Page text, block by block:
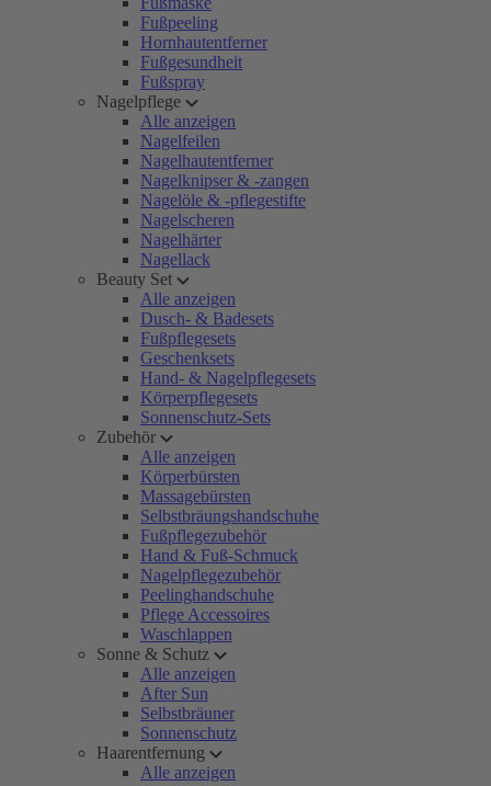
Fußpeeling
Hornhautentferner
Fußgesundheit
Fußspray
Nagelpflege
Alle anzeigen
Nagelfeilen
Nagelhautentferner
Nagelknipser & -zangen
Nagelöle & -pflegestifte
Nagelscheren
Nagelhärter
Nagellack
Beauty Set
Alle anzeigen
Dusch- & Badesets
Fußpflegesets
Geschenksets
Hand- & Nagelpflegesets
Körperpflegesets
Sonnenschutz-Sets
Zubehör
Alle anzeigen
Körperbürsten
Massagebürsten
Selbstbräungshandschuhe
Fußpflegezubehör
Hand & Fuß-Schmuck
Nagelpflegezubehör
Peelinghandschuhe
Pflege Accessoires
Waschlappen
Sonne & Schutz
Alle anzeigen
After Sun
Selbstbräuner
Sonnenschutz
Haarentfernung
Alle anzeigen